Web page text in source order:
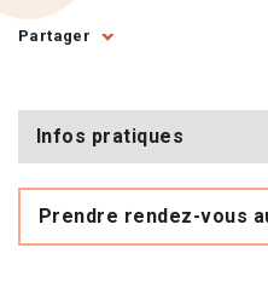
Partager
Infos pratiques
Prendre rendez-vous